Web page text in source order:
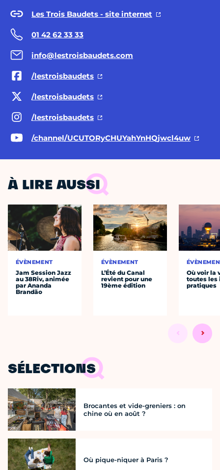
Les Trois Baudets - site internet
01 42 62 33 33
info@lestroisbaudets.com
/lestroisbaudets
/lestroisbaudets
/lestroisbaudets
/channel/UCUTORyCHUYahYnHQjwcl4uw
À LIRE AUSSI
ÉVÈNEMENT
Jam Session Jazz
au 38Riv, animée
par Ananda
Brandão
ÉVÈNEMENT
L’Été du Canal
revient pour une
19ème édition
Où voir la
toutes les
pratiques
SÉLECTIONS
Brocantes et vide-greniers : on
chine où en août ?
Où pique-niquer à Paris ?